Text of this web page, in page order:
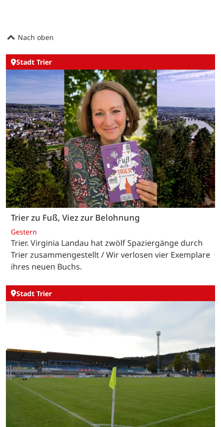
Nach oben
Stadt Trier
Trier zu Fuß, Viez zur Belohnung
Gestern
Trier. Virginia Landau hat zwölf Spaziergänge durch
Trier zusammengestellt / Wir verlosen vier Exemplare
ihres neuen Buchs.
Stadt Trier